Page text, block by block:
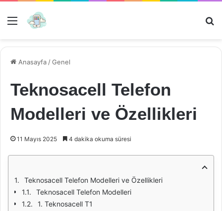
Menü
Anasayfa /Genel
Teknosacell Telefon
Modelleri ve Özellikleri
11 Mayıs 2025 4 dakika okuma süresi
Teknosacell Telefon Modelleri ve Özellikleri
Teknosacell Telefon Modelleri
1. Teknosacell T1